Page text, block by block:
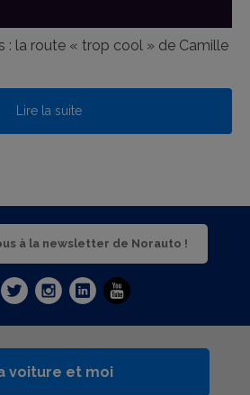
: la route « trop cool » de Camille
Lire la suite
à la newsletter de Norauto !
voiture et moi